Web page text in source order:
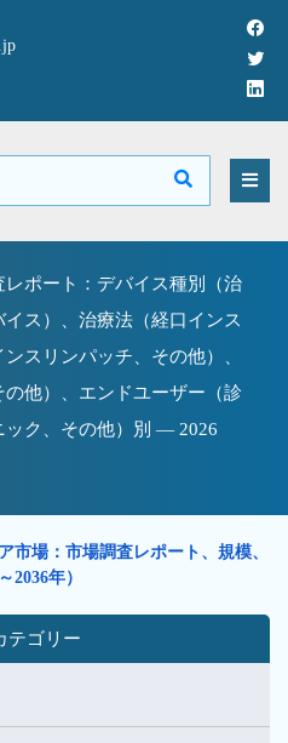
ポート：デバイス種別（治
ス）、治療法（経口インス
スリンパッチ、その他）、
他）、エンドユーザー（診
ック、その他）別 — 2026
市場：市場調査レポート、規模、
2036年）
テゴリー